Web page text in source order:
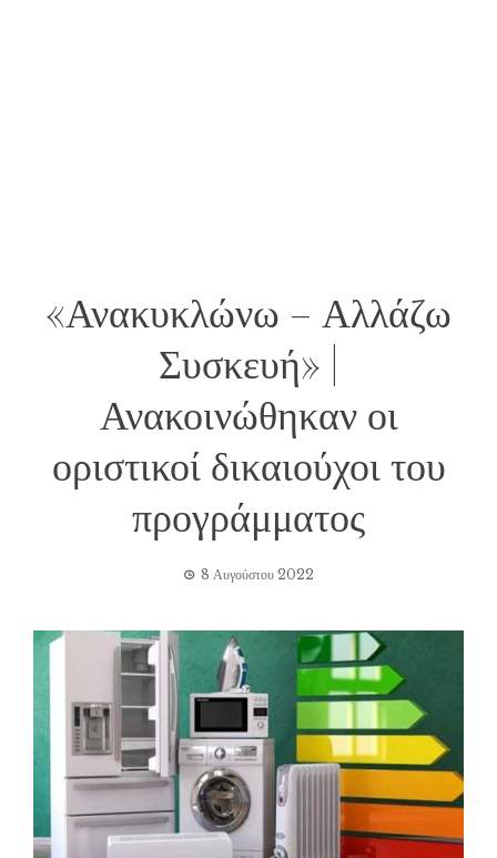
«Ανακυκλώνω – Αλλάζω
Συσκευή» |
Ανακοινώθηκαν οι
οριστικοί δικαιούχοι του
προγράμματος
8 Αυγούστου 2022